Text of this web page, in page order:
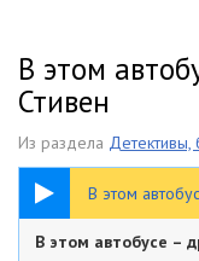
В этом
Стивен
Из раздела Детективы,
В этом
31:11
В этом автобусе –